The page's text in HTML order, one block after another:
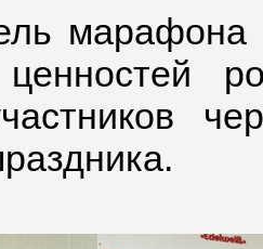
марафона
ценностей